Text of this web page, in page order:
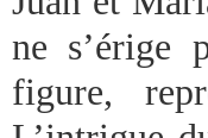
ne s’érige
figure,